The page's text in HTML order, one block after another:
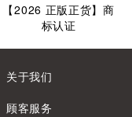
【2026 正版正货】商
标认证
关于我们
顾客服务